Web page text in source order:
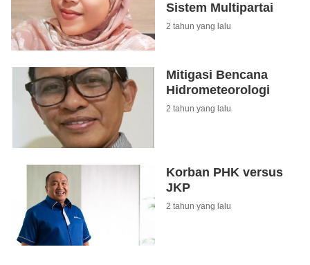
Sistem Multipartai
2 tahun yang lalu
Mitigasi Bencana
Hidrometeorologi
2 tahun yang lalu
Korban PHK versus
JKP
2 tahun yang lalu